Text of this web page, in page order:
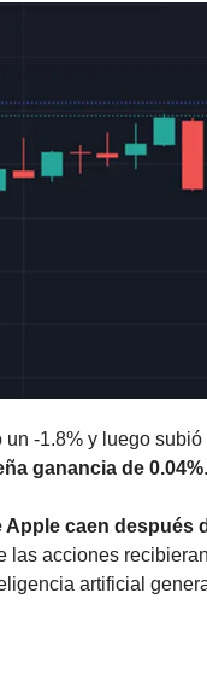
-1.8% y luego
ganancia de 0.04%.
Apple caen después
las acciones
artificial